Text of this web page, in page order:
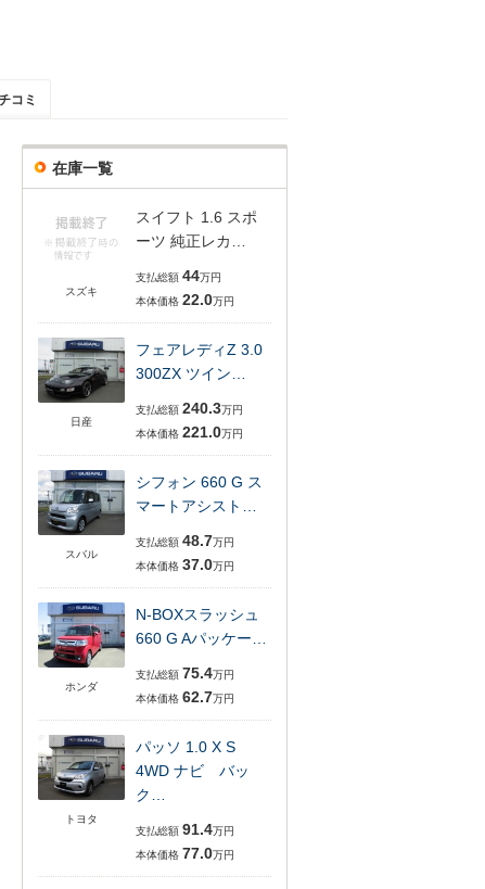
コミ
在庫一覧
スズキ
スイフト 1.6 スポ
ーツ 純正レカ…
支払総額 44万円
本体価格 22.0万円
日産
フェアレディZ 3.0
300ZX ツイン…
支払総額 240.3万円
本体価格 221.0万円
スバル
シフォン 660 G ス
マートアシスト…
支払総額 48.7万円
本体価格 37.0万円
ホンダ
N-BOXスラッシュ
660 G Aパッケー…
支払総額 75.4万円
本体価格 62.7万円
トヨタ
パッソ 1.0 X S
4WD ナビ バッ
ク…
支払総額 91.4万円
本体価格 77.0万円